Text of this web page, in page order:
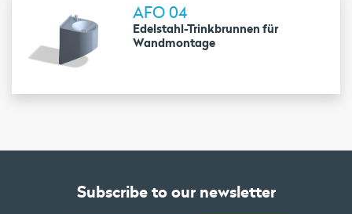
AFO 04
Edelstahl-Trinkbrunnen für
Wandmontage
Subscribe to our newsletter